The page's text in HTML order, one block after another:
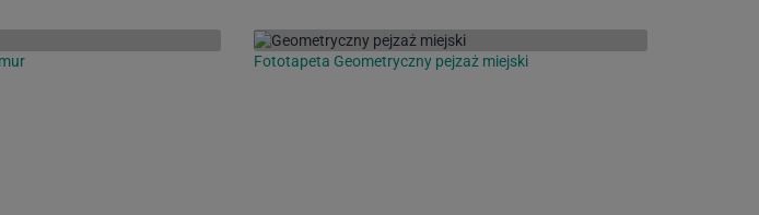
Fototapeta Geometryczny pejzaż miejski